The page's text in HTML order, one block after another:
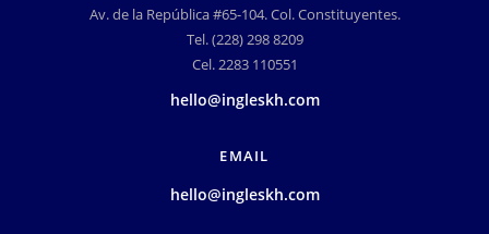
Av. de la República #65-104. Col. Constituyentes.
Tel. (228) 298 8209
Cel. 2283 110551
hello@ingleskh.com
EMAIL
hello@ingleskh.com